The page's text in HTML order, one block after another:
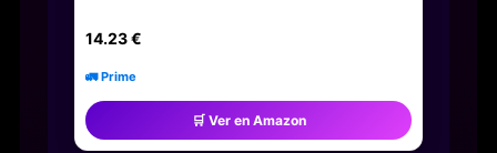
14.23 €
🚛 Prime
🛒 Ver en Amazon